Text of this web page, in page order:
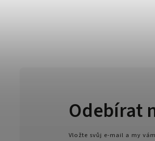
Odebírat
Vložte svůj e-mail a my